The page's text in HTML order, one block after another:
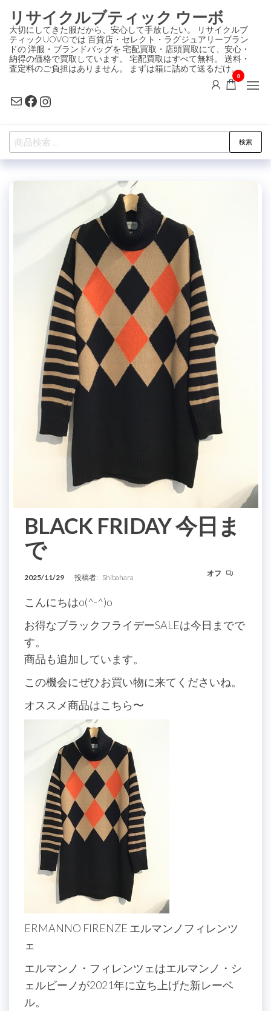
ン
テ
ン
ツ
プ
リサイクルブティック ウーボ
大切にしてきた服だから、安心して手放したい。 リサイクルブ
ティックUOVOでは 百貨店・セレクト・ラグジュアリーブラン
ドの 洋服・ブランドバッグを 宅配買取・店頭買取にて、安心・
納得の価格で買取しています。 宅配買取はすべて無料。 送料・
査定料のご負担はありません。 まずは箱に詰めて送るだけ。
MailFacebook
Instagram
0
検
索
検索
BLACK FRIDAY 今日ま
で
2025/11/29 投稿者: Shibahara オフ
こんにちはo(^-^)o
お得なブラックフライデーSALEは今日までで
す。
商品も追加しています。
この機会にぜひお買い物に来てくださいね。
オススメ商品はこちら〜
ERMANNO FIRENZE エルマンノフィレンツ
ェ
エルマンノ・フィレンツェはエルマンノ・シ
ェルビーノが2021年に立ち上げた新レーベ
ル。